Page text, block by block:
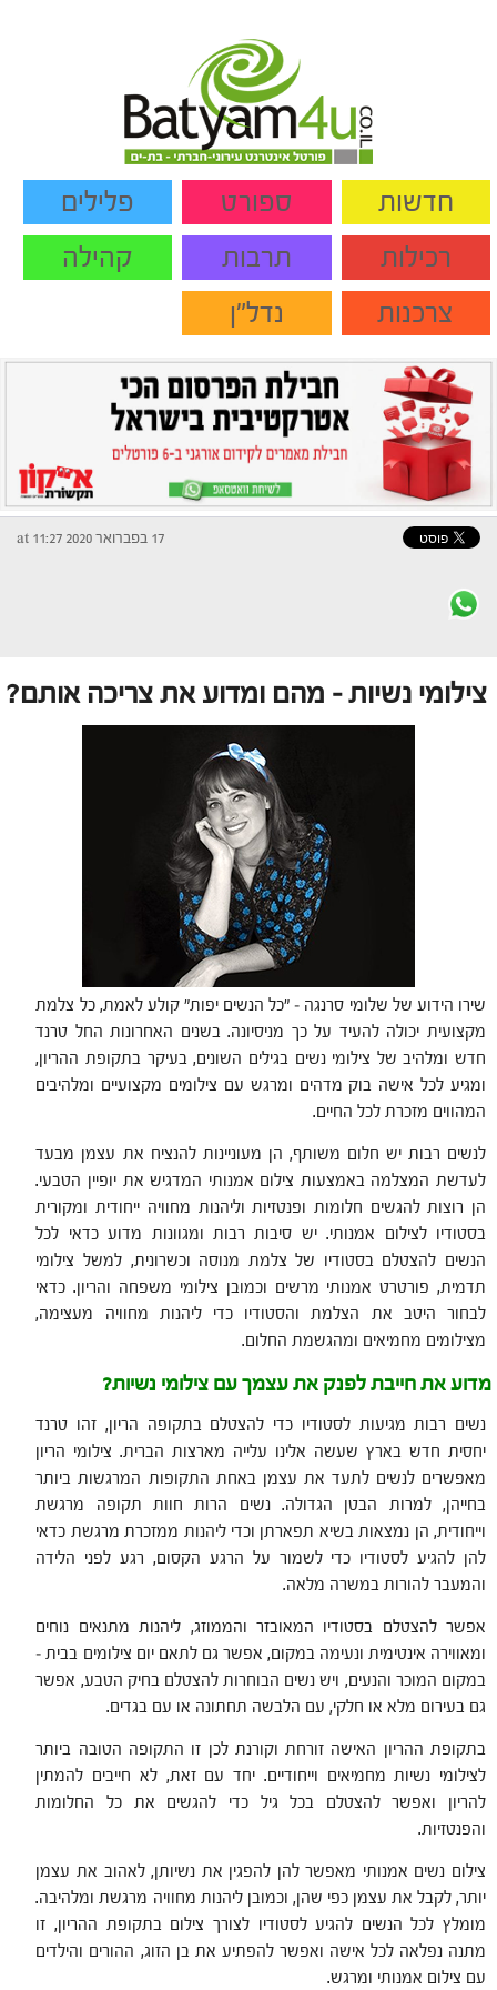
חדשות ספורט
פלילים
רכילות
תרבות
קהילה
צרכנות
נדל"ן
17 בפברואר 2020 at 11:27
צילומי נשיות – מהם ומדוע את צריכה אותם?
שירו הידוע של שלומי סרנגה – "כל הנשים יפות" קולע לאמת, כל צלמת
מקצועית יכולה להעיד על כך מניסיונה. בשנים האחרונות החל טרנד
חדש ומלהיב של צילומי נשים בגילים השונים, בעיקר בתקופת ההריון,
ומגיע לכל אישה בוק מדהים ומרגש עם צילומים מקצועיים ומלהיבים
המהווים מזכרת לכל החיים.
לנשים רבות יש חלום משותף, הן מעוניינות להנציח את עצמן מבעד
לעדשת המצלמה באמצעות צילום אמנותי המדגיש את יופיין הטבעי.
הן רוצות להגשים חלומות ופנטזיות וליהנות מחוויה ייחודית ומקורית
בסטודיו לצילום אמנותי. יש סיבות רבות ומגוונות מדוע כדאי לכל
הנשים להצטלם בסטודיו של צלמת מנוסה וכשרונית, למשל צילומי
תדמית, פורטרט אמנותי מרשים וכמובן צילומי משפחה והריון. כדאי
לבחור היטב את הצלמת והסטודיו כדי ליהנות מחוויה מעצימה,
מצילומים מחמיאים ומהגשמת החלום.
מדוע את חייבת לפנק את עצמך עם צילומי נשיות?
נשים רבות מגיעות לסטודיו כדי להצטלם בתקופה הריון, זהו טרנד
יחסית חדש בארץ שעשה אלינו עלייה מארצות הברית. צילומי הריון
מאפשרים לנשים לתעד את עצמן באחת התקופות המרגשות ביותר
בחייהן, למרות הבטן הגדולה. נשים הרות חוות תקופה מרגשת
וייחודית, הן נמצאות בשיא תפארתן וכדי ליהנות ממזכרת מרגשת כדאי
להן להגיע לסטודיו כדי לשמור על הרגע הקסום, רגע לפני הלידה
והמעבר להורות במשרה מלאה.
אפשר להצטלם בסטודיו המאובזר והממוזג, ליהנות מתנאים נוחים
ומאווירה אינטימית ונעימה במקום, אפשר גם לתאם יום צילומים בבית –
במקום המוכר והנעים, ויש נשים הבוחרות להצטלם בחיק הטבע, אפשר
גם בעירום מלא או חלקי, עם הלבשה תחתונה או עם בגדים.
בתקופת ההריון האישה זורחת וקורנת לכן זו התקופה הטובה ביותר
לצילומי נשיות מחמיאים וייחודיים. יחד עם זאת, לא חייבים להמתין
להריון ואפשר להצטלם בכל גיל כדי להגשים את כל החלומות
והפנטזיות.
צילום נשים אמנותי מאפשר להן להפגין את נשיותן, לאהוב את עצמן
יותר, לקבל את עצמן כפי שהן, וכמובן ליהנות מחוויה מרגשת ומלהיבה.
מומלץ לכל הנשים להגיע לסטודיו לצורך צילום בתקופת ההריון, זו
מתנה נפלאה לכל אישה ואפשר להפתיע את בן הזוג, ההורים והילדים
עם צילום אמנותי ומרגש.